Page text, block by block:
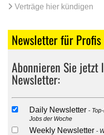
Verträge hier kündigen
Newsletter für Profis
Abonnieren Sie jetzt
Newsletter:
Daily Newsletter
Jobs der Woche
Weekly Newsletter